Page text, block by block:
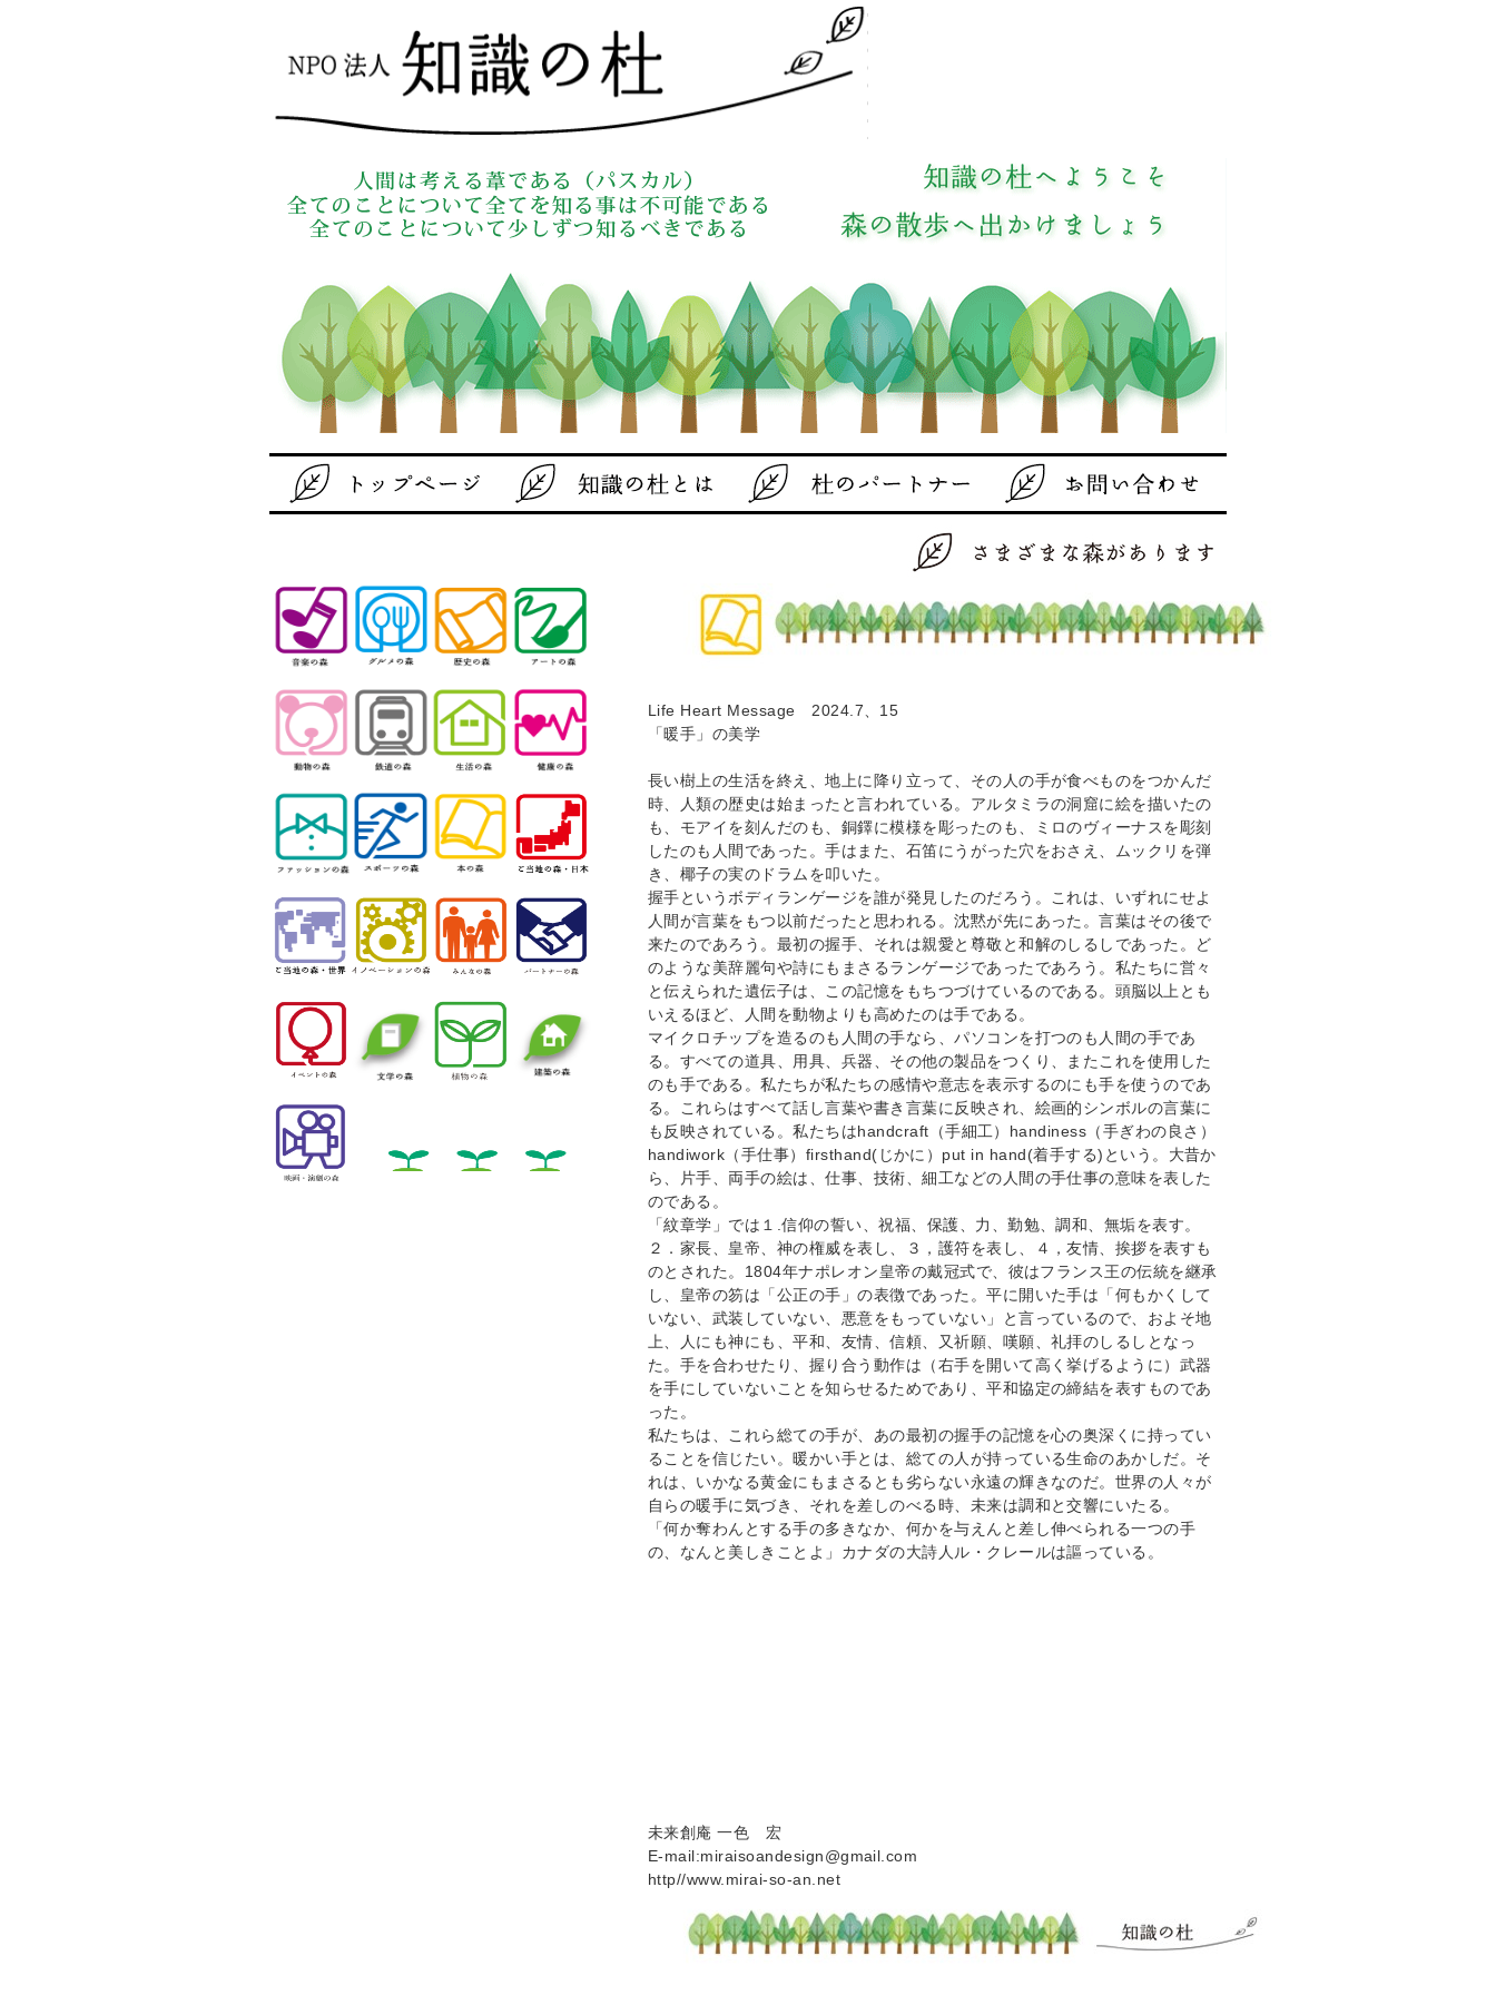
Life Heart Message 2024.7、15
「暖手」の美学
長い樹上の生活を終え、地上に降り立って、その人の手が食べものをつかんだ
時、人類の歴史は始まったと言われている。アルタミラの洞窟に絵を描いたの
も、モアイを刻んだのも、銅鐸に模様を彫ったのも、ミロのヴィーナスを彫刻
したのも人間であった。手はまた、石笛にうがった穴をおさえ、ムックリを弾
き、椰子の実のドラムを叩いた。
握手というボディランゲージを誰が発見したのだろう。これは、いずれにせよ
人間が言葉をもつ以前だったと思われる。沈黙が先にあった。言葉はその後で
来たのであろう。最初の握手、それは親愛と尊敬と和解のしるしであった。ど
のような美辞麗句や詩にもまさるランゲージであったであろう。私たちに営々
と伝えられた遺伝子は、この記憶をもちつづけているのである。頭脳以上とも
いえるほど、人間を動物よりも高めたのは手である。
マイクロチップを造るのも人間の手なら、パソコンを打つのも人間の手であ
る。すべての道具、用具、兵器、その他の製品をつくり、またこれを使用した
のも手である。私たちが私たちの感情や意志を表示するのにも手を使うのであ
る。これらはすべて話し言葉や書き言葉に反映され、絵画的シンボルの言葉に
も反映されている。私たちはhandcraft（手細工）handiness（手ぎわの良さ）
handiwork（手仕事）firsthand(じかに）put in hand(着手する)という。大昔か
ら、片手、両手の絵は、仕事、技術、細工などの人間の手仕事の意味を表した
のである。
「紋章学」では１.信仰の誓い、祝福、保護、力、勤勉、調和、無垢を表す。
２．家長、皇帝、神の権威を表し、３，護符を表し、４，友情、挨拶を表すも
のとされた。1804年ナポレオン皇帝の戴冠式で、彼はフランス王の伝統を継承
し、皇帝の笏は「公正の手」の表徴であった。平に開いた手は「何もかくして
いない、武装していない、悪意をもっていない」と言っているので、およそ地
上、人にも神にも、平和、友情、信頼、又祈願、嘆願、礼拝のしるしとなっ
た。手を合わせたり、握り合う動作は（右手を開いて高く挙げるように）武器
を手にしていないことを知らせるためであり、平和協定の締結を表すものであ
った。
私たちは、これら総ての手が、あの最初の握手の記憶を心の奥深くに持ってい
ることを信じたい。暖かい手とは、総ての人が持っている生命のあかしだ。そ
れは、いかなる黄金にもまさるとも劣らない永遠の輝きなのだ。世界の人々が
自らの暖手に気づき、それを差しのべる時、未来は調和と交響にいたる。
「何か奪わんとする手の多きなか、何かを与えんと差し伸べられる一つの手
の、なんと美しきことよ」カナダの大詩人ル・クレールは謳っている。
未来創庵 一色 宏
E-mail:miraisoandesign@gmail.com
http//www.mirai-so-an.net